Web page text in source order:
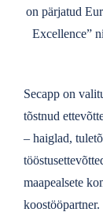
on pärjatud
Excellence”
Secapp on
tõstnud
– haiglad,
maapealsete
koostööpartner.